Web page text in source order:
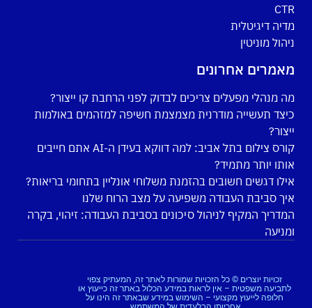
CTR
מדיה דיגיטלית
ניהול מוניטין
מאמרים אחרונים
מה מנהלי מפעלים צריכים לבדוק לפני הרחבת קו ייצור?
כיצד תעשייה מודרנית מצמצמת חשיפה למזהמים באולמות
ייצור?
קורס צילום בתל אביב: למה דווקא בעידן ה-AI אתם חייבים
אותו יותר מתמיד?
אילו דגשים חשובים בהזמנת משלוחי אונליין בתחומי בריאות?
איך סביבת העבודה משפיעה על מצב הרוח שלנו
המדריך המקיף לניהול סיכונים בסביבת העבודה: זיהוי, בקרה
ומניעה
זכויות יוצרים © כל הזכויות שמורות לאתר זה, המעתיק צפוי
לתביעה משפטית – אין לראות במידע הכלול באתר זה כייעוץ או
חלופה לייעוץ מקצועי – השימוש במידע שבאתר זה הינו על